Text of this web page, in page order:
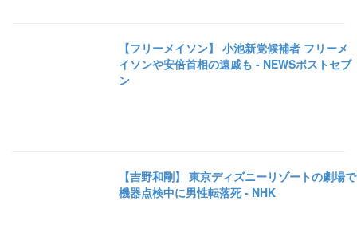
【フリーメイソン】 小池新党候補者 フリーメ
イソンや安倍首相の遠戚も - NEWSポストセブ
ン
【吉野和剛】 東京ディズニーリゾートの劇場で
機器点検中に男性転落死 - NHK